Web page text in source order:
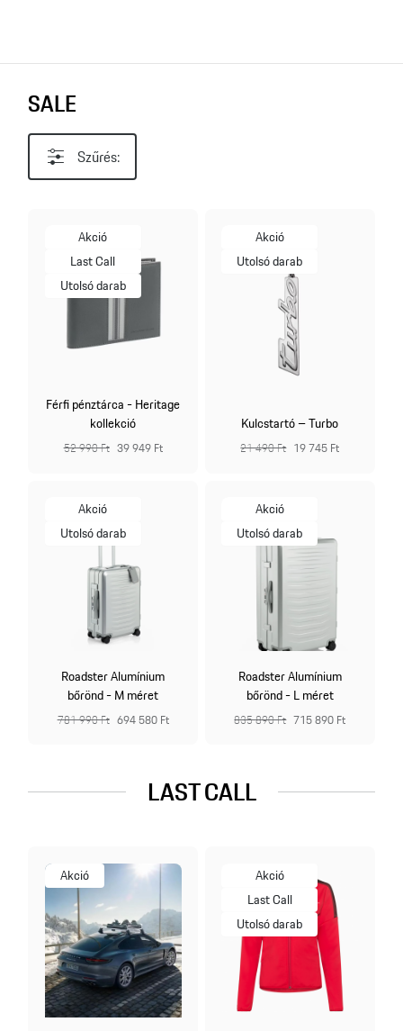
SALE
Szűrés:
Akció
Last Call
Utolsó darab
Férfi pénztárca - Heritage
kollekció
52 990 Ft 39 949 Ft
Akció
Utolsó darab
Kulcstartó – Turbo
21 490 Ft 19 745 Ft
Akció
Utolsó darab
Roadster Alumínium
bőrönd - M méret
781 990 Ft 694 580 Ft
Akció
Utolsó darab
Roadster Alumínium
bőrönd - L méret
835 890 Ft 715 890 Ft
LAST CALL
Akció
Akció
Last Call
Utolsó darab